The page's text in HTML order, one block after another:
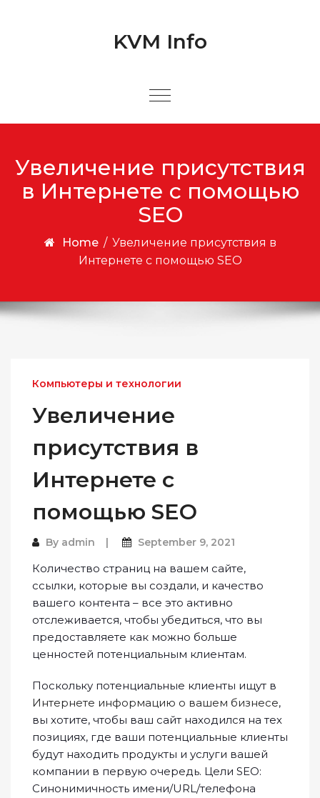
KVM Info
Увеличение присутствия
в Интернете с помощью
SEO
Home / Увеличение присутствия в
Интернете с помощью SEO
Компьютеры и технологии
Увеличение
присутствия в
Интернете с
помощью SEO
By admin September 9, 2021
Количество страниц на вашем сайте,
ссылки, которые вы создали, и качество
вашего контента – все это активно
отслеживается, чтобы убедиться, что вы
предоставляете как можно больше
ценностей потенциальным клиентам.
Поскольку потенциальные клиенты ищут в
Интернете информацию о вашем бизнесе,
вы хотите, чтобы ваш сайт находился на тех
позициях, где ваши потенциальные клиенты
будут находить продукты и услуги вашей
компании в первую очередь. Цели SEO:
Синонимичность имени/URL/телефона